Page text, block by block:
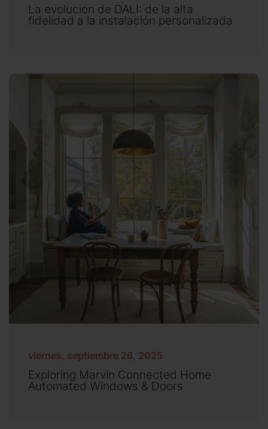
La evolución de DALI: de la alta
fidelidad a la instalación personalizada
viernes, septiembre 26, 2025
Exploring Marvin Connected Home
Automated Windows & Doors